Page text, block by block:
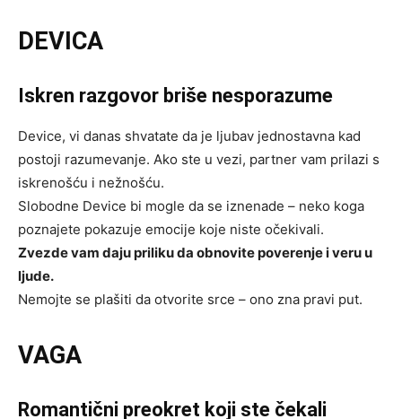
DEVICA
Iskren razgovor briše nesporazume
Device, vi danas shvatate da je ljubav jednostavna kad
postoji razumevanje. Ako ste u vezi, partner vam prilazi s
iskrenošću i nežnošću.
Slobodne Device bi mogle da se iznenade – neko koga
poznajete pokazuje emocije koje niste očekivali.
Zvezde vam daju priliku da obnovite poverenje i veru u
ljude.
Nemojte se plašiti da otvorite srce – ono zna pravi put.
VAGA
Romantični preokret koji ste čekali